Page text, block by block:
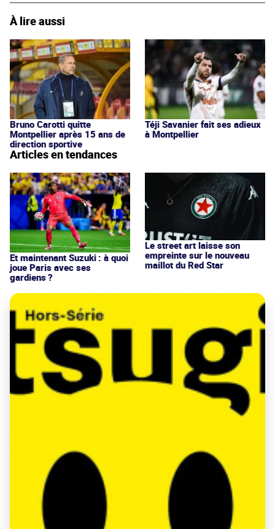
À lire aussi
Bruno Carotti quitte
Montpellier après 15 ans de
direction sportive
Téji Savanier fait ses adieux
à Montpellier
Articles en tendances
Et maintenant Suzuki : à quoi
joue Paris avec ses
gardiens ?
Le street art laisse son
empreinte sur le nouveau
maillot du Red Star